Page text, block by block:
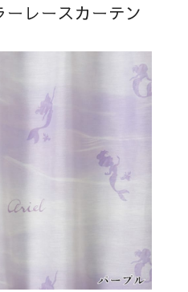
ーレースカーテン